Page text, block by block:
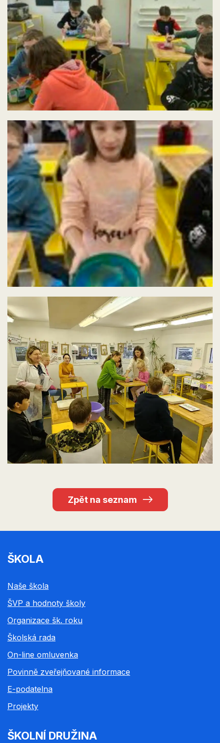
Zpět na seznam
ŠKOLA
Naše škola
ŠVP a hodnoty školy
Organizace šk. roku
Školská rada
On-line omluvenka
Povinně zveřejňované informace
E-podatelna
Projekty
ŠKOLNÍ DRUŽINA